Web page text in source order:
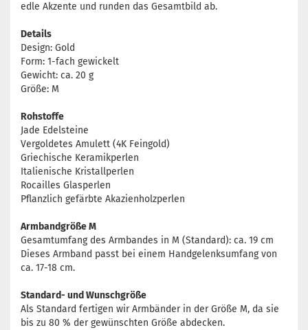
edle Akzente und runden das Gesamtbild ab.
Details
Design: Gold
Form: 1-fach gewickelt
Gewicht: ca. 20 g
Größe: M
Rohstoffe
Jade Edelsteine
Vergoldetes Amulett (4K Feingold)
Griechische Keramikperlen
Italienische Kristallperlen
Rocailles Glasperlen
Pflanzlich gefärbte Akazienholzperlen
Armbandgröße M
Gesamtumfang des Armbandes in M (Standard): ca. 19 cm
Dieses Armband passt bei einem Handgelenksumfang von
ca. 17-18 cm.
Standard- und Wunschgröße
Als Standard fertigen wir Armbänder in der Größe M, da sie
bis zu 80 % der gewünschten Größe abdecken.